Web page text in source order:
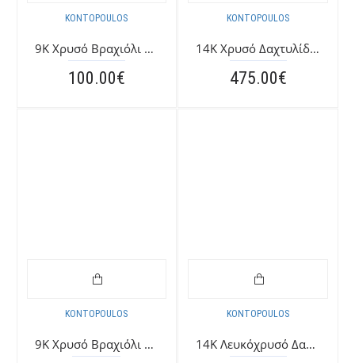
KONTOPOULOS
9K Χρυσό Bραχιόλι με "Ματάκι" και "Σταυρό" 040032FV
100.00€
KONTOPOULOS
14K Χρυσό Δαχτυλίδι με Μωβ Τοπάζι & Ζιργκόν 040438F
475.00€
KONTOPOULOS
9K Χρυσό Bραχιόλι με "Μελισσούλα" 040939FV
KONTOPOULOS
14K Λευκόχρυσό Δαχτυλίδι με Sky Τοπάζι & Ζιργκόν 041161F